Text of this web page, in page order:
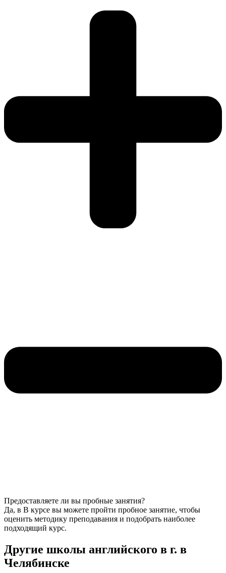
Предоставляете ли вы пробные занятия?
Да, в В курсе вы можете пройти пробное занятие, чтобы
оценить методику преподавания и подобрать наиболее
подходящий курс.
Другие школы английского в г. в
Челябинске